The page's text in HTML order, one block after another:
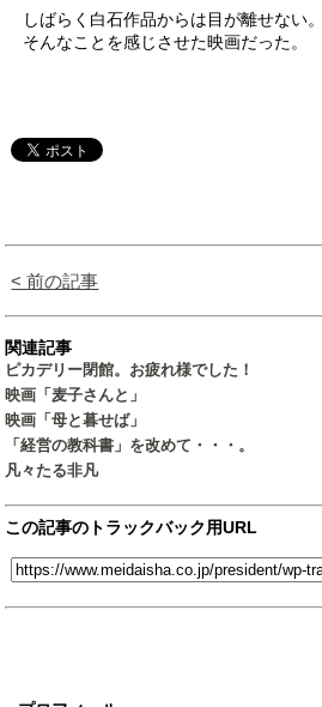
しばらく白石作品からは目が離せない。
そんなことを感じさせた映画だった。
< 前の記事
関連記事
ピカデリー閉館。お疲れ様でした！
映画「麦子さんと」
映画「母と暮せば」
「経営の教科書」を改めて・・・。
凡々たる非凡
この記事のトラックバック用URL